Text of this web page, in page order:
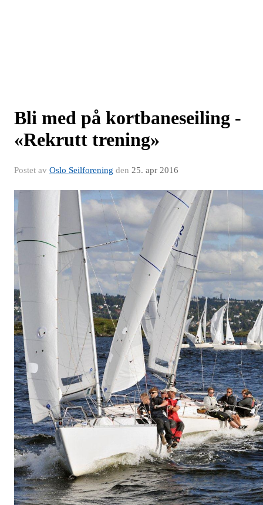
Bli med på kortbaneseiling -
«Rekrutt trening»
Postet av Oslo Seilforening den 25. apr 2016